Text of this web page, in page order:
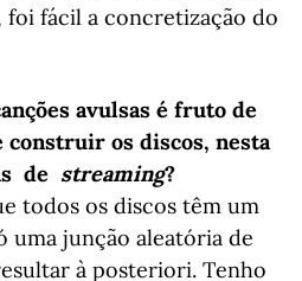
fácil a concretização do
avulsas é fruto de
construir os discos, nesta
de streaming?
todos os discos têm um
uma junção aleatória de
à posteriori. Tenho